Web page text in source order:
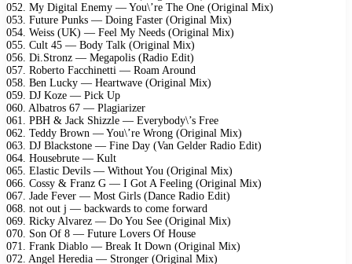
052. My Digital Enemy — You\’re The One (Original Mix)
053. Future Punks — Doing Faster (Original Mix)
054. Weiss (UK) — Feel My Needs (Original Mix)
055. Cult 45 — Body Talk (Original Mix)
056. Di.Stronz — Megapolis (Radio Edit)
057. Roberto Facchinetti — Roam Around
058. Ben Lucky — Heartwave (Original Mix)
059. DJ Koze — Pick Up
060. Albatros 67 — Plagiarizer
061. PBH & Jack Shizzle — Everybody\’s Free
062. Teddy Brown — You\’re Wrong (Original Mix)
063. DJ Blackstone — Fine Day (Van Gelder Radio Edit)
064. Housebrute — Kult
065. Elastic Devils — Without You (Original Mix)
066. Cossy & Franz G — I Got A Feeling (Original Mix)
067. Jade Fever — Most Girls (Dance Radio Edit)
068. not out j — backwards to come forward
069. Ricky Alvarez — Do You See (Original Mix)
070. Son Of 8 — Future Lovers Of House
071. Frank Diablo — Break It Down (Original Mix)
072. Angel Heredia — Stronger (Original Mix)